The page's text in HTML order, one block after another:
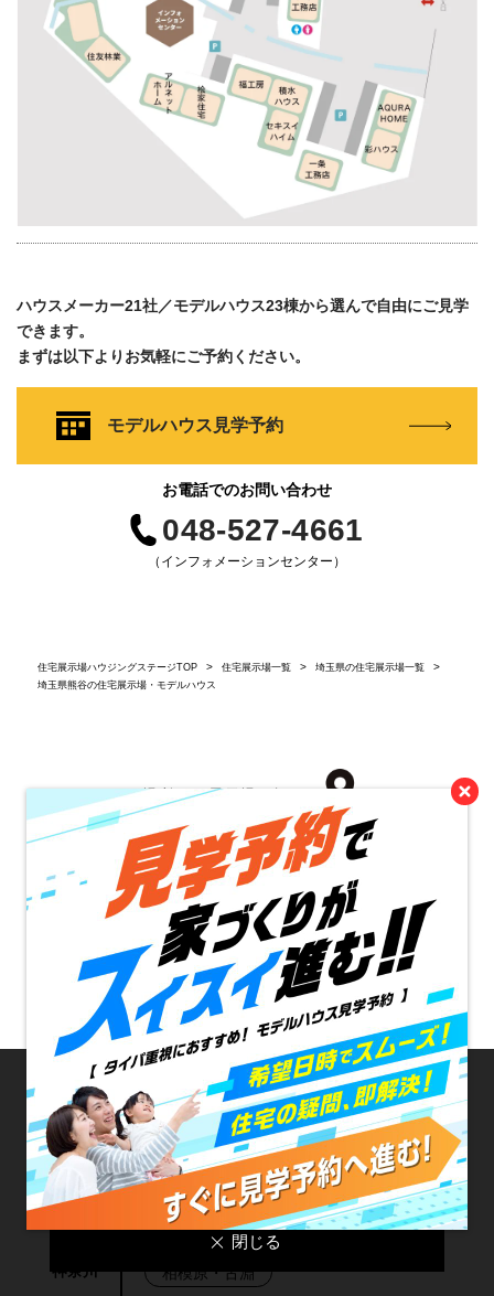
ハウスメーカー21社／モデルハウス23棟から選んで自由にご見学
できます。
まずは以下よりお気軽にご予約ください。
モデルハウス見学予約
お電話でのお問い合わせ
048-527-4661
（インフォメーションセンター）
住宅展示場ハウジングステージTOP 住宅展示場一覧
埼玉県の住宅展示場一覧
埼玉県熊谷の住宅展示場・モデルハウス
場所から展示場を探す
浦和Miraizu 大宮北 上尾
熊谷 本庄 川越
所沢 新座・朝霞 三郷
モラージュ菖蒲
東京 小金井・府中 成増
新宿 (新大久保)
神奈川 相模原・古淵
当サイトではサービス提供の品質向上を⽬的にCookieを使⽤
しております。詳細は、プライバシーポリシーをご覧くださ
い。また、サイト利⽤を継続することによりCookieの使⽤に
同意するものとします。
閉じる